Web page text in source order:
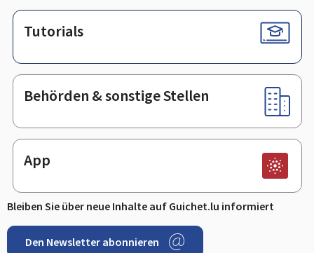
Tutorials
Behörden & sonstige Stellen
App
Bleiben Sie über neue Inhalte auf Guichet.lu informiert
Den Newsletter abonnieren